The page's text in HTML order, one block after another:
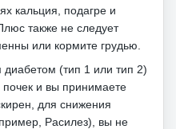
кальция, подагре и
также не следует
или кормите грудью.
(тип 1 или тип 2)
и вы принимаете
для снижения
Расилез), вы не